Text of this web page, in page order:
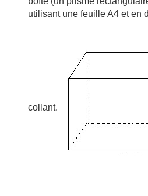
utilisant une feuille A4 et en
collant.